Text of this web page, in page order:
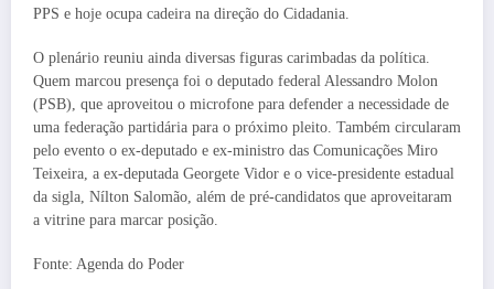
PPS e hoje ocupa cadeira na direção do Cidadania.
O plenário reuniu ainda diversas figuras carimbadas da política.
Quem marcou presença foi o deputado federal Alessandro Molon
(PSB), que aproveitou o microfone para defender a necessidade de
uma federação partidária para o próximo pleito. Também circularam
pelo evento o ex-deputado e ex-ministro das Comunicações Miro
Teixeira, a ex-deputada Georgete Vidor e o vice-presidente estadual
da sigla, Nílton Salomão, além de pré-candidatos que aproveitaram
a vitrine para marcar posição.
Fonte: Agenda do Poder